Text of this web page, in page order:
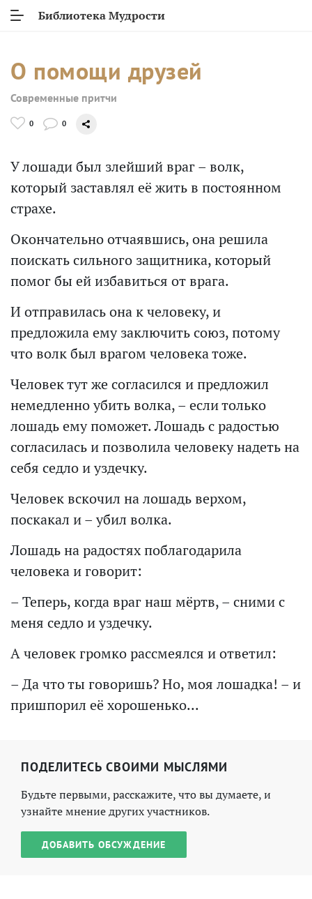
Библиотека Мудрости
О помощи друзей
Современные притчи
0 0
У лошади был злейший враг – волк,
который заставлял её жить в постоянном
страхе.
Окончательно отчаявшись, она решила
поискать сильного защитника, который
помог бы ей избавиться от врага.
И отправилась она к человеку, и
предложила ему заключить союз, потому
что волк был врагом человека тоже.
Человек тут же согласился и предложил
немедленно убить волка, – если только
лошадь ему поможет. Лошадь с радостью
согласилась и позволила человеку надеть на
себя седло и уздечку.
Человек вскочил на лошадь верхом,
поскакал и – убил волка.
Лошадь на радостях поблагодарила
человека и говорит:
– Теперь, когда враг наш мёртв, – сними с
меня седло и уздечку.
А человек громко рассмеялся и ответил:
– Да что ты говоришь? Но, моя лошадка! – и
пришпорил её хорошенько...
ПОДЕЛИТЕСЬ СВОИМИ МЫСЛЯМИ
Будьте первыми, расскажите, что вы думаете, и
узнайте мнение других участников.
ДОБАВИТЬ ОБСУЖДЕНИЕ